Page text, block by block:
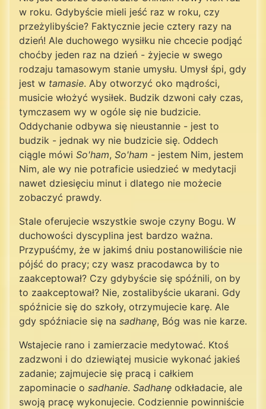
w roku. Gdybyście mieli jeść raz w roku, czy
przeżylibyście? Faktycznie jecie cztery razy na
dzień! Ale duchowego wysiłku nie chcecie podjąć
choćby jeden raz na dzień - żyjecie w swego
rodzaju tamasowym stanie umysłu. Umysł śpi, gdy
jest w tamasie. Aby otworzyć oko mądrości,
musicie włożyć wysiłek. Budzik dzwoni cały czas,
tymczasem wy w ogóle się nie budzicie.
Oddychanie odbywa się nieustannie - jest to
budzik - jednak wy nie budzicie się. Oddech
ciągle mówi So'ham, So'ham - jestem Nim, jestem
Nim, ale wy nie potraficie usiedzieć w medytacji
nawet dziesięciu minut i dlatego nie możecie
zobaczyć prawdy.
Stale oferujecie wszystkie swoje czyny Bogu. W
duchowości dyscyplina jest bardzo ważna.
Przypuśćmy, że w jakimś dniu postanowiliście nie
pójść do pracy; czy wasz pracodawca by to
zaakceptował? Czy gdybyście się spóźnili, on by
to zaakceptował? Nie, zostalibyście ukarani. Gdy
spóźnicie się do szkoły, otrzymujecie karę. Ale
gdy spóźniacie się na sadhanę, Bóg was nie karze.
Wstajecie rano i zamierzacie medytować. Ktoś
zadzwoni i do dziewiątej musicie wykonać jakieś
zadanie; zajmujecie się pracą i całkiem
zapominacie o sadhanie. Sadhanę odkładacie, ale
swoją pracę wykonujecie. Codziennie powinniście